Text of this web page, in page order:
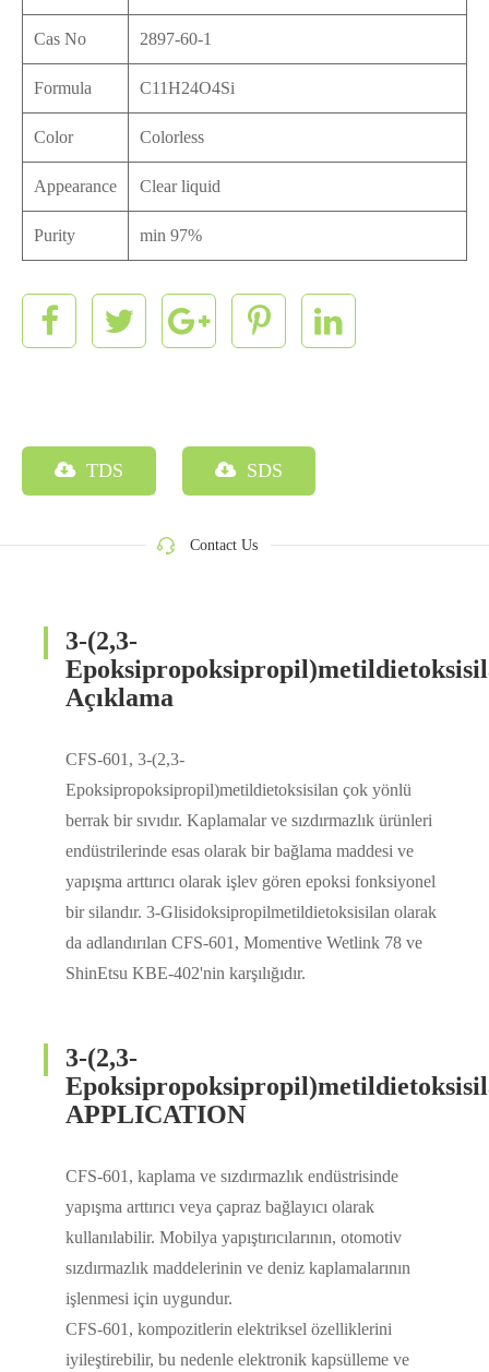
Cas No 2897-60-1
Formula C11H24O4Si
Color Colorless
Appearance Clear liquid
Purity min 97%
TDS SDS
Contact Us
3-(2,3-
Açıklama
CFS-601, 3-(2,3-
Epoksipropoksipropil)metildietoksisilan çok yönlü
berrak bir sıvıdır. Kaplamalar ve sızdırmazlık ürünleri
endüstrilerinde esas olarak bir bağlama maddesi ve
yapışma arttırıcı olarak işlev gören epoksi fonksiyonel
bir silandır. 3-Glisidoksipropilmetildietoksisilan olarak
da adlandırılan CFS-601, Momentive Wetlink 78 ve
ShinEtsu KBE-402'nin karşılığıdır.
3-(2,3-
APPLICATION
CFS-601, kaplama ve sızdırmazlık endüstrisinde
yapışma arttırıcı veya çapraz bağlayıcı olarak
kullanılabilir. Mobilya yapıştırıcılarının, otomotiv
sızdırmazlık maddelerinin ve deniz kaplamalarının
işlenmesi için uygundur.
CFS-601, kompozitlerin elektriksel özelliklerini
iyileştirebilir, bu nedenle elektronik kapsülleme ve